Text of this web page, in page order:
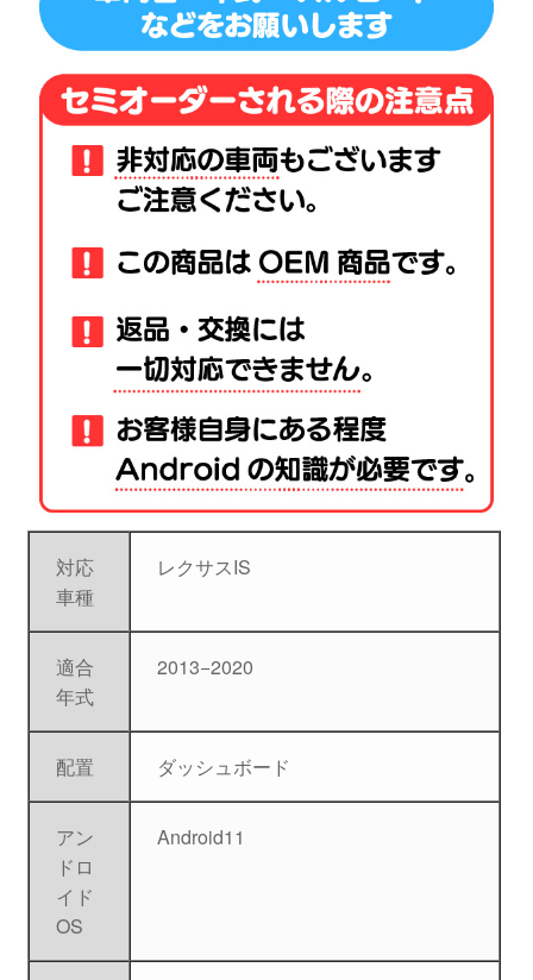
対応
車種
レクサスIS
適合
年式
2013−2020
配置 ダッシュボード
アン
ドロ
イド
OS
Android11